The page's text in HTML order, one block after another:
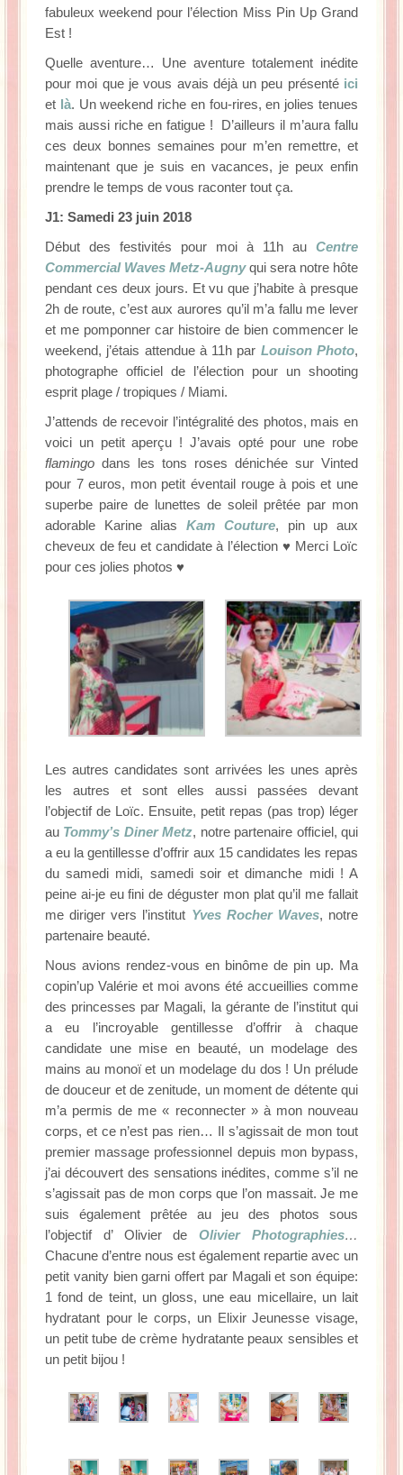
fabuleux weekend pour l’élection Miss Pin Up Grand
Est !
Quelle aventure… Une aventure totalement inédite
pour moi que je vous avais déjà un peu présenté ici
et là. Un weekend riche en fou-rires, en jolies tenues
mais aussi riche en fatigue ! D’ailleurs il m’aura fallu
ces deux bonnes semaines pour m’en remettre, et
maintenant que je suis en vacances, je peux enfin
prendre le temps de vous raconter tout ça.
J1: Samedi 23 juin 2018
Début des festivités pour moi à 11h au Centre
Commercial Waves Metz-Augnyqui sera notre hôte
pendant ces deux jours. Et vu que j’habite à presque
2h de route, c’est aux aurores qu’il m’a fallu me lever
et me pomponner car histoire de bien commencer le
weekend, j’étais attendue à 11h par Louison Photo,
photographe officiel de l’élection pour un shooting
esprit plage / tropiques / Miami.
J’attends de recevoir l’intégralité des photos, mais en
voici un petit aperçu ! J’avais opté pour une robe
flamingo dans les tons roses dénichée sur Vinted
pour 7 euros, mon petit éventail rouge à pois et une
superbe paire de lunettes de soleil prêtée par mon
adorable Karine aliasKam Couture, pin up aux
cheveux de feu et candidate à l’élection ♥ Merci Loïc
pour ces jolies photos ♥
Les autres candidates sont arrivées les unes après
les autres et sont elles aussi passées devant
l’objectif de Loïc. Ensuite, petit repas (pas trop) léger
au Tommy’s Diner Metz, notre partenaire officiel, qui
a eu la gentillesse d’offrir aux 15 candidates les repas
du samedi midi, samedi soir et dimanche midi ! A
peine ai-je eu fini de déguster mon plat qu’il me fallait
me diriger vers l’institut Yves Rocher Waves, notre
partenaire beauté.
Nous avions rendez-vous en binôme de pin up. Ma
copin’up Valérie et moi avons été accueillies comme
des princesses par Magali, la gérante de l’institut qui
a eu l’incroyable gentillesse d’offrir à chaque
candidate une mise en beauté, un modelage des
mains au monoï et un modelage du dos ! Un prélude
de douceur et de zenitude, un moment de détente qui
m’a permis de me « reconnecter » à mon nouveau
corps, et ce n’est pas rien… Il s’agissait de mon tout
premier massage professionnel depuis mon bypass,
j’ai découvert des sensations inédites, comme s’il ne
s’agissait pas de mon corps que l’on massait. Je me
suis également prêtée au jeu des photos sous
l’objectif d’ Olivier deOlivier Photographies…
Chacune d’entre nous est également repartie avec un
petit vanity bien garni offert par Magali et son équipe:
1 fond de teint, un gloss, une eau micellaire, un lait
hydratant pour le corps, un Elixir Jeunesse visage,
un petit tube de crème hydratante peaux sensibles et
un petit bijou !